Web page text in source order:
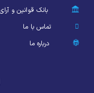
بانک قوانین و
تماس با ما
درباره ما